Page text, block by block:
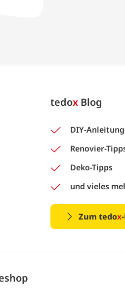
tedox Blog
DIY-
Renovier-
Deko-Tipps
und vieles
Zum tedox